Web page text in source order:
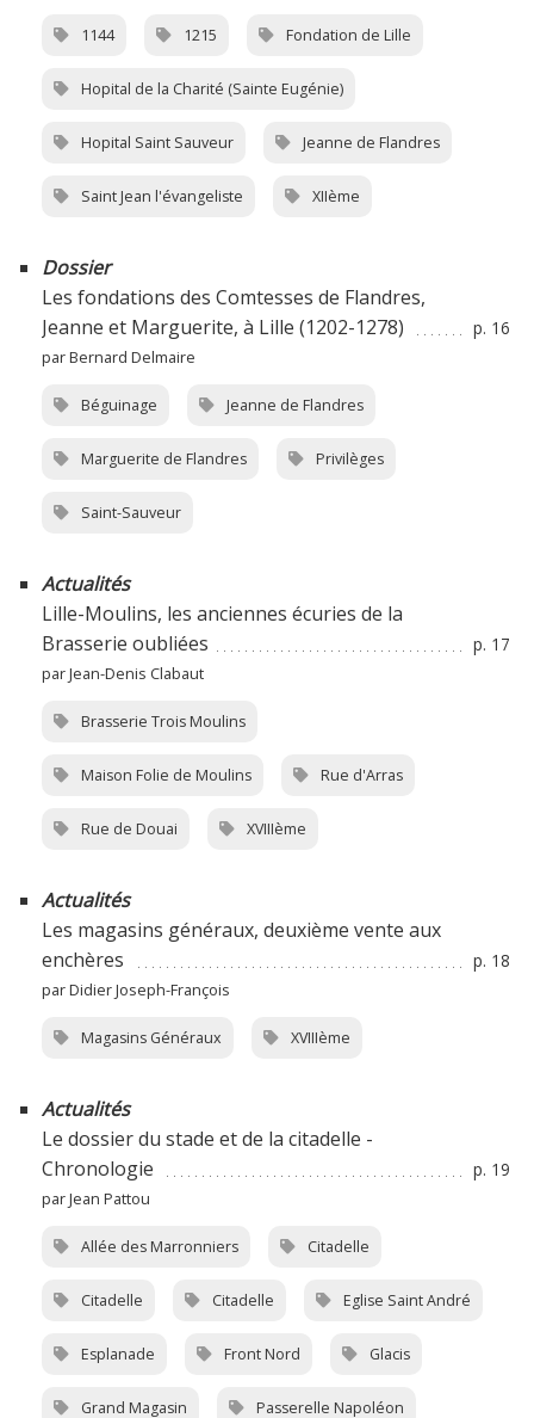
1144 1215 Fondation de Lille
Hopital de la Charité (Sainte Eugénie)
Hopital Saint Sauveur Jeanne de Flandres
Saint Jean l'évangeliste XIIème
Dossier
Les fondations des Comtesses de Flandres,
Jeanne et Marguerite, à Lille (1202-1278)
p. 16
par Bernard Delmaire
Béguinage Jeanne de Flandres
Marguerite de Flandres Privilèges
Saint-Sauveur
Actualités
Lille-Moulins, les anciennes écuries de la
Brasserie oubliées
p. 17
par Jean-Denis Clabaut
Brasserie Trois Moulins
Maison Folie de Moulins Rue d'Arras
Rue de Douai XVIIIème
Actualités
Les magasins généraux, deuxième vente aux
enchères
p. 18
par Didier Joseph-François
Magasins Généraux XVIIIème
Actualités
Le dossier du stade et de la citadelle -
Chronologie
p. 19
par Jean Pattou
Allée des Marronniers Citadelle
Citadelle Citadelle Eglise Saint André
Esplanade Front Nord Glacis
Grand Magasin Passerelle Napoléon